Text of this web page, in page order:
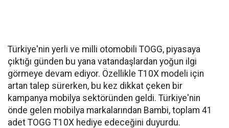
Türkiye'nin yerli ve milli otomobili TOGG, piyasaya
çıktığı günden bu yana vatandaşlardan yoğun ilgi
görmeye devam ediyor. Özellikle T10X modeli için
artan talep sürerken, bu kez dikkat çeken bir
kampanya mobilya sektöründen geldi. Türkiye'nin
önde gelen mobilya markalarından Bambi, toplam 41
adet TOGG T10X hediye edeceğini duyurdu.